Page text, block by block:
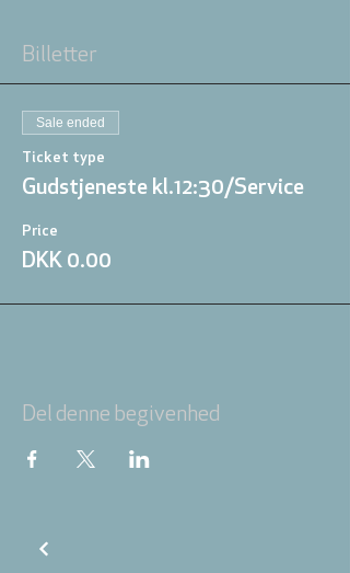
Billetter
Sale ended
Ticket type
Gudstjeneste kl.12:30/Service
Price
DKK 0.00
Del denne begivenhed